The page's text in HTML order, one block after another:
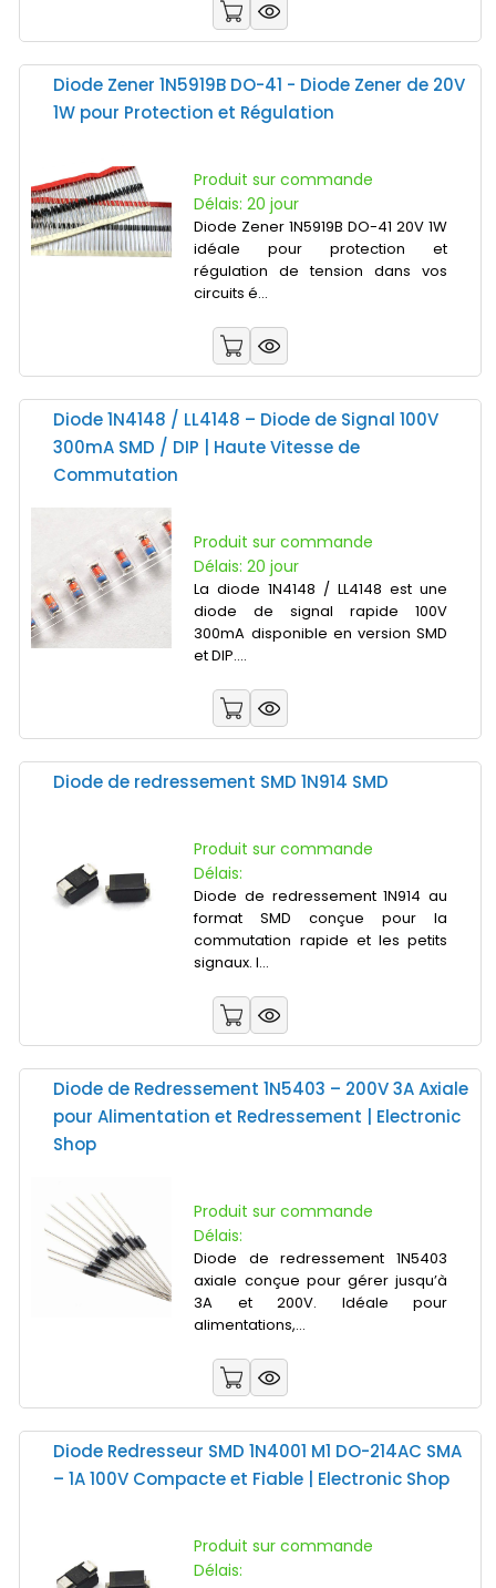
Diode Zener 1N5919B DO-41 - Diode Zener de 20V
1W pour Protection et Régulation
Produit sur commande
Délais: 20 jour
Diode Zener 1N5919B DO-41 20V 1W
idéale pour protection et
régulation de tension dans vos
circuits é...
Diode 1N4148 / LL4148 – Diode de Signal 100V
300mA SMD / DIP | Haute Vitesse de
Commutation
Produit sur commande
Délais: 20 jour
La diode 1N4148 / LL4148 est une
diode de signal rapide 100V
300mA disponible en version SMD
et DIP....
Diode de redressement SMD 1N914 SMD
Produit sur commande
Délais:
Diode de redressement 1N914 au
format SMD conçue pour la
commutation rapide et les petits
signaux. I...
Diode de Redressement 1N5403 – 200V 3A Axiale
pour Alimentation et Redressement | Electronic
Shop
Produit sur commande
Délais:
Diode de redressement 1N5403
axiale conçue pour gérer jusqu’à
3A et 200V. Idéale pour
alimentations,...
Diode Redresseur SMD 1N4001 M1 DO-214AC SMA
– 1A 100V Compacte et Fiable | Electronic Shop
Produit sur commande
Délais: